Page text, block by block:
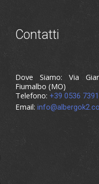
Contatti
Dove Siamo: Via
Fiumalbo (MO)
Telefono:+39 0536
Email: